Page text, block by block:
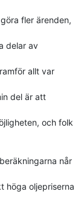
fler ärenden,
delar av
allt var
del är att
och folk
når
höga oljepriserna